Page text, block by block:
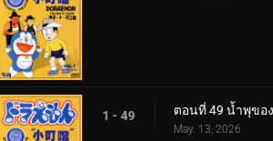
1 - 49 ตอนที่ 49 น้ำพุข
May. 13, 2026